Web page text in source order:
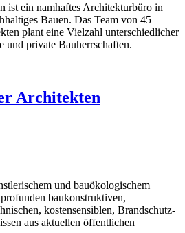
ist ein namhaftes Architekturbüro in
Bauen. Das Team von 45
plant eine Vielzahl unterschiedlicher
und private Bauherrschaften.
Architekten
und bauökologischem
baukonstruktiven,
kostensensiblen, Brandschutz-
aus aktuellen öffentlichen